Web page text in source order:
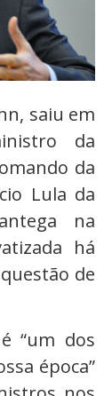
saiu em
da
da
Lula da
na
há
de
“um dos
época”